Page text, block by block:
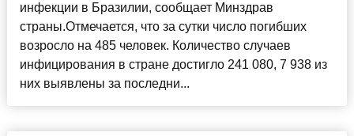
инфекции в Бразилии, сообщает Минздрав
страны.Отмечается, что за сутки число погибших
возросло на 485 человек. Количество случаев
инфицирования в стране достигло 241 080, 7 938 из
них выявлены за последни...